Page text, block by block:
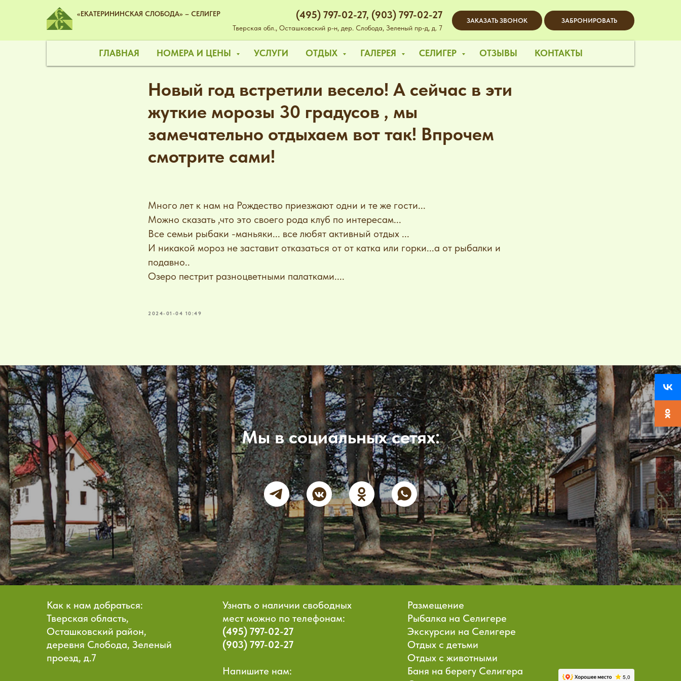
«ЕКАТЕРИНИНСКАЯ СЛОБОДА» – СЕЛИГЕР (495) 797-02-27, (903) 797-02-27
Тверская обл., Осташковский р-н, дер. Слобода, Зеленый пр-д, д. 7
ЗАБРОНИРОВАТЬ
ЗАКАЗАТЬ ЗВОНОК
ГЛАВНАЯ НОМЕРА И ЦЕНЫ УСЛУГИ ОТДЫХ ГАЛЕРЕЯ СЕЛИГЕР ОТЗЫВЫ КОНТАКТЫ
Новый год встретили весело! А сейчас в эти
жуткие морозы 30 градусов , мы
замечательно отдыхаем вот так! Впрочем
смотрите сами!
Много лет к нам на Рождество приезжают одни и те же гости...
Можно сказать ,что это своего рода клуб по интересам...
Все семьи рыбаки -маньяки... все любят активный отдых ...
И никакой мороз не заставит отказаться от от катка или горки...а от рыбалки и
подавно..
Озеро пестрит разноцветными палатками....
2024-01-04 10:49
Мы в социальных сетях:
Как к нам добраться:
Тверская область,
Осташковский район,
деревня Слобода, Зеленый
проезд, д.7
Узнать о наличии свободных
мест можно по телефонам:
(495) 797-02-27
(903) 797-02-27
Напишите нам:
Размещение
Рыбалка на Селигере
Экскурсии на Селигере
Отдых с детьми
Отдых с животными
Баня на берегу Селигера